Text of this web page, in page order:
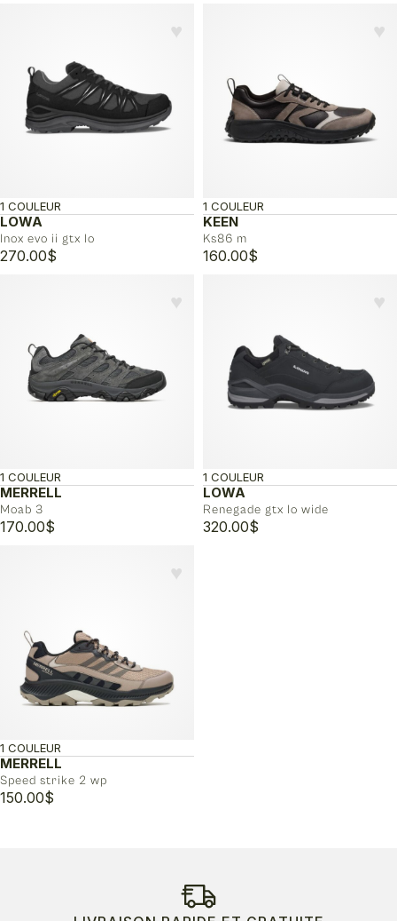
♥︎
LOWA
Inox evo ii gtx lo
1 COULEUR
270.00$
♥︎
KEEN
Ks86 m
1 COULEUR
160.00$
♥︎
MERRELL
Moab 3
1 COULEUR
170.00$
♥︎
LOWA
Renegade gtx lo wide
1 COULEUR
320.00$
♥︎
MERRELL
Speed strike 2 wp
1 COULEUR
150.00$